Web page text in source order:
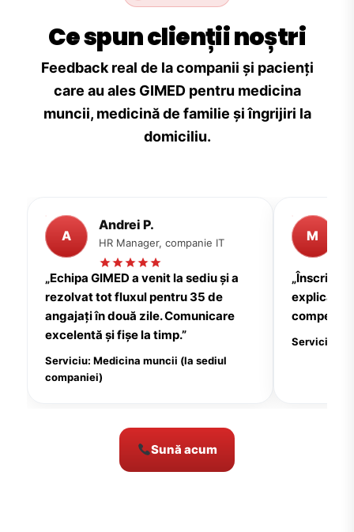
Ce spun clienții noștri
Feedback real de la companii și pacienți
care au ales GIMED pentru medicina
muncii, medicină de familie și îngrijiri la
domiciliu.
A
Andrei P.
HR Manager, companie IT
„Echipa GIMED a venit la sediu și a
rezolvat tot fluxul pentru 35 de
angajați în două zile. Comunicare
excelentă și fișe la timp.”
Serviciu: Medicina muncii (la sediul
companiei)
M
explicații
Serviciu:
Sună acum